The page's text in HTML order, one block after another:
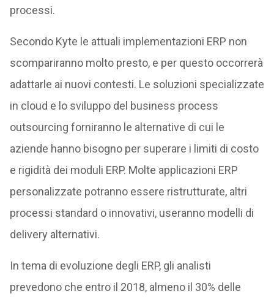
processi.
Secondo Kyte le attuali implementazioni ERP non
scompariranno molto presto, e per questo occorrerà
adattarle ai nuovi contesti. Le soluzioni specializzate
in cloud e lo sviluppo del business process
outsourcing forniranno le alternative di cui le
aziende hanno bisogno per superare i limiti di costo
e rigidità dei moduli ERP. Molte applicazioni ERP
personalizzate potranno essere ristrutturate, altri
processi standard o innovativi, useranno modelli di
delivery alternativi.
In tema di evoluzione degli ERP, gli analisti
prevedono che entro il 2018, almeno il 30% delle